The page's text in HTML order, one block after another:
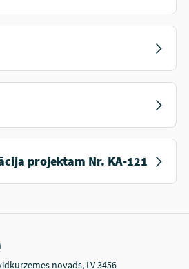
projektam Nr. KA-121
novads, LV 3456